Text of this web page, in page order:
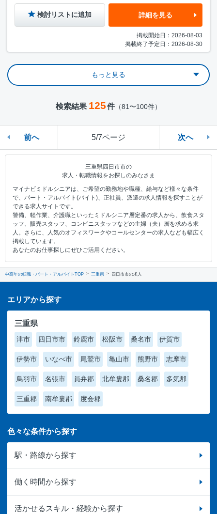
検討リストに追加 詳細を見る
掲載開始日：2026-08-03
掲載終了予定日：2026-08-30
もっと見る
検索結果 125件（81〜100件）
前へ 5/7ページ 次へ
三重県四日市市の
求人・転職情報をお探しのみなさま
マイナビミドルシニアは、ご希望の勤務地や職種、給与など様々な条件
で、パート・アルバイト(バイト)、正社員、派遣の求人情報を探すことが
できる求人サイトです。
警備、軽作業、介護職といったミドルシニア層定番の求人から、飲食スタ
ッフ、販売スタッフ、コンビニスタッフなどの主婦（夫）層を求める求
人。さらに、人気のオフィスワークやコールセンターの求人なども幅広く
掲載しています。
あなたのお仕事探しにぜひご活用ください。
中高年の転職・パート・アルバイトTOP 三重県 四日市市の求人
エリアから探す
三重県
津市 四日市市 鈴鹿市 松阪市 桑名市 伊賀市
伊勢市 いなべ市 尾鷲市 亀山市 熊野市 志摩市
鳥羽市 名張市 員弁郡 北牟婁郡 桑名郡 多気郡
三重郡 南牟婁郡 度会郡
色々な条件から探す
駅・路線から探す
働く時間から探す
活かせるスキル・経験から探す